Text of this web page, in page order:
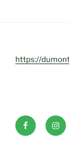
https://
Facebook